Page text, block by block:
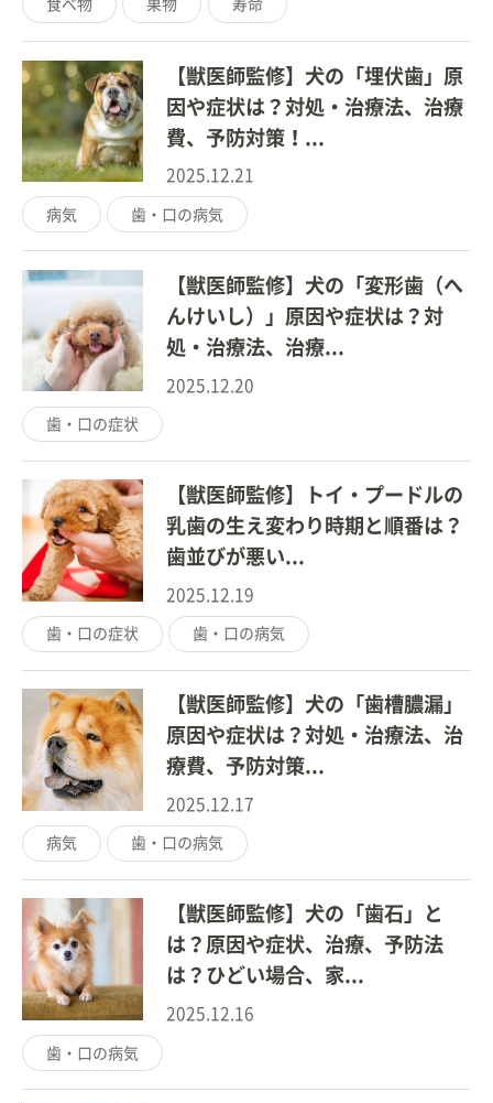
食べ物 果物 寿命
【獣医師監修】犬の「埋伏歯」原
因や症状は？対処・治療法、治療
費、予防対策！...
2025.12.21
病気 歯・口の病気
【獣医師監修】犬の「変形歯（へ
んけいし）」原因や症状は？対
処・治療法、治療...
2025.12.20
歯・口の症状
【獣医師監修】トイ・プードルの
乳歯の生え変わり時期と順番は？
歯並びが悪い...
2025.12.19
歯・口の症状 歯・口の病気
【獣医師監修】犬の「歯槽膿漏」
原因や症状は？対処・治療法、治
療費、予防対策...
2025.12.17
病気 歯・口の病気
【獣医師監修】犬の「歯石」と
は？原因や症状、治療、予防法
は？ひどい場合、家...
2025.12.16
歯・口の病気